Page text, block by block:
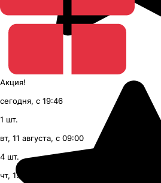
Акция!
сегодня, с 19:46
1 шт.
вт, 11 августа, с 09:00
4 шт.
чт, 13 августа, с 09:00